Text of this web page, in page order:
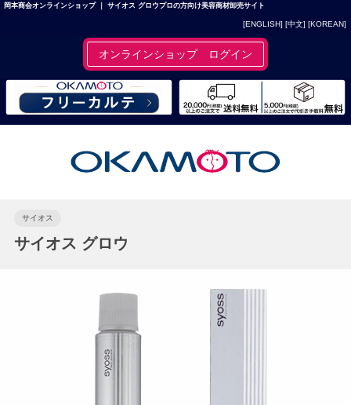
岡本商会オンラインショップ ｜ サイオス グロウプロの方向け美容商材卸売サイト
[ENGLISH] [中文] [KOREAN]
オンラインショップ ログイン
サイオス
サイオス グロウ